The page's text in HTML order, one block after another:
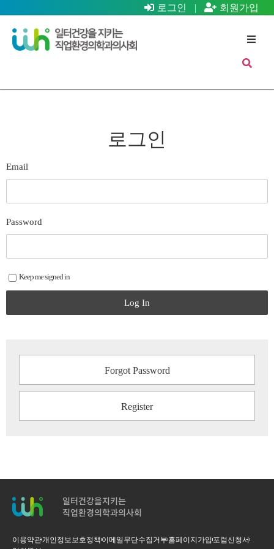
로그인 | 회원가입
로그인
Email
Password
Keep me signed in
Log In
Forgot Password
Register
일터건강을지키는
직업환경의학과의사회
이용약관개인정보보호정책 이메일무단수집거부 홈페이지가입 포럼신청서